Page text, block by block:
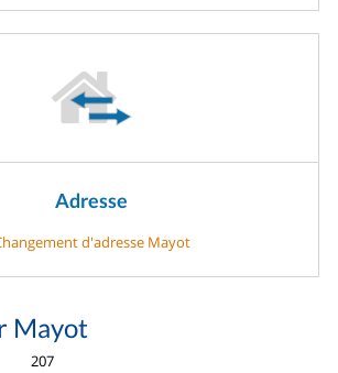
Adresse
d'adresse Mayot
Mayot
207